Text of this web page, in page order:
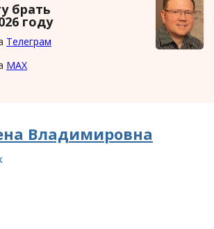
брать
году
Телеграм
MAX
Владимировна